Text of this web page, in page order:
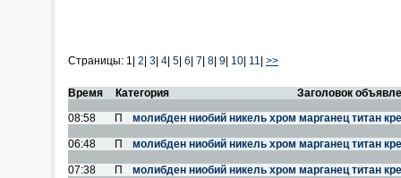
Страницы: 1| 2 3 4 5 6 7 8 9 10 11 >>
Время Категория
Заголовок
08:58
П молибден ниобий никель хром марганец титан
06:48 П молибден ниобий никель хром марганец титан
07:38 П молибден ниобий никель хром марганец титан